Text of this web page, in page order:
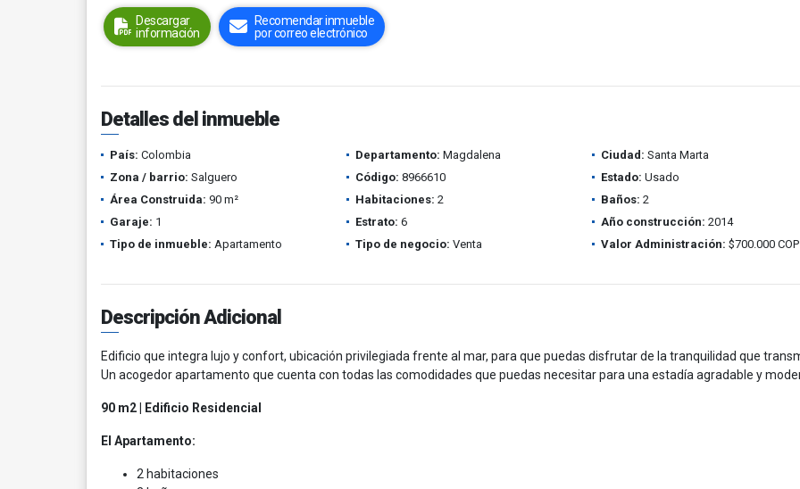
Descargar
información
Recomendar inmueble
por correo electrónico
Detalles del inmueble
País: Colombia Departamento: Magdalena Ciudad: Santa Marta
Zona / barrio: Salguero Código: 8966610 Estado: Usado
Área Construida: 90 m² Habitaciones: 2 Baños: 2
Garaje: 1 Estrato: 6 Año construcción: 2014
Tipo de inmueble: Apartamento Tipo de negocio: Venta Valor Administración: $700.000 COP
Descripción Adicional
Edificio que integra lujo y confort, ubicación privilegiada frente al mar, para que puedas disfrutar de la tranquilidad que
Un acogedor apartamento que cuenta con todas las comodidades que puedas necesitar para una estadía agradable y
90 m2 | Edificio Residencial
El Apartamento:
2 habitaciones